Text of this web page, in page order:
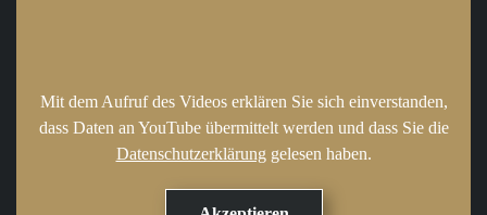
Mit dem Aufruf des Videos erklären Sie sich einverstanden,
dass Daten an YouTube übermittelt werden und dass Sie die
Datenschutzerklärung gelesen haben.